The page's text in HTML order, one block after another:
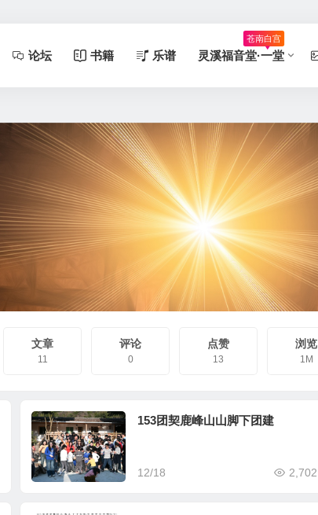
论坛 书籍 乐谱 灵溪福音堂·一堂
文章
11
评论
0
点赞
13
浏览
1M
153团契鹿峰山山脚下团建
12/18 2,702